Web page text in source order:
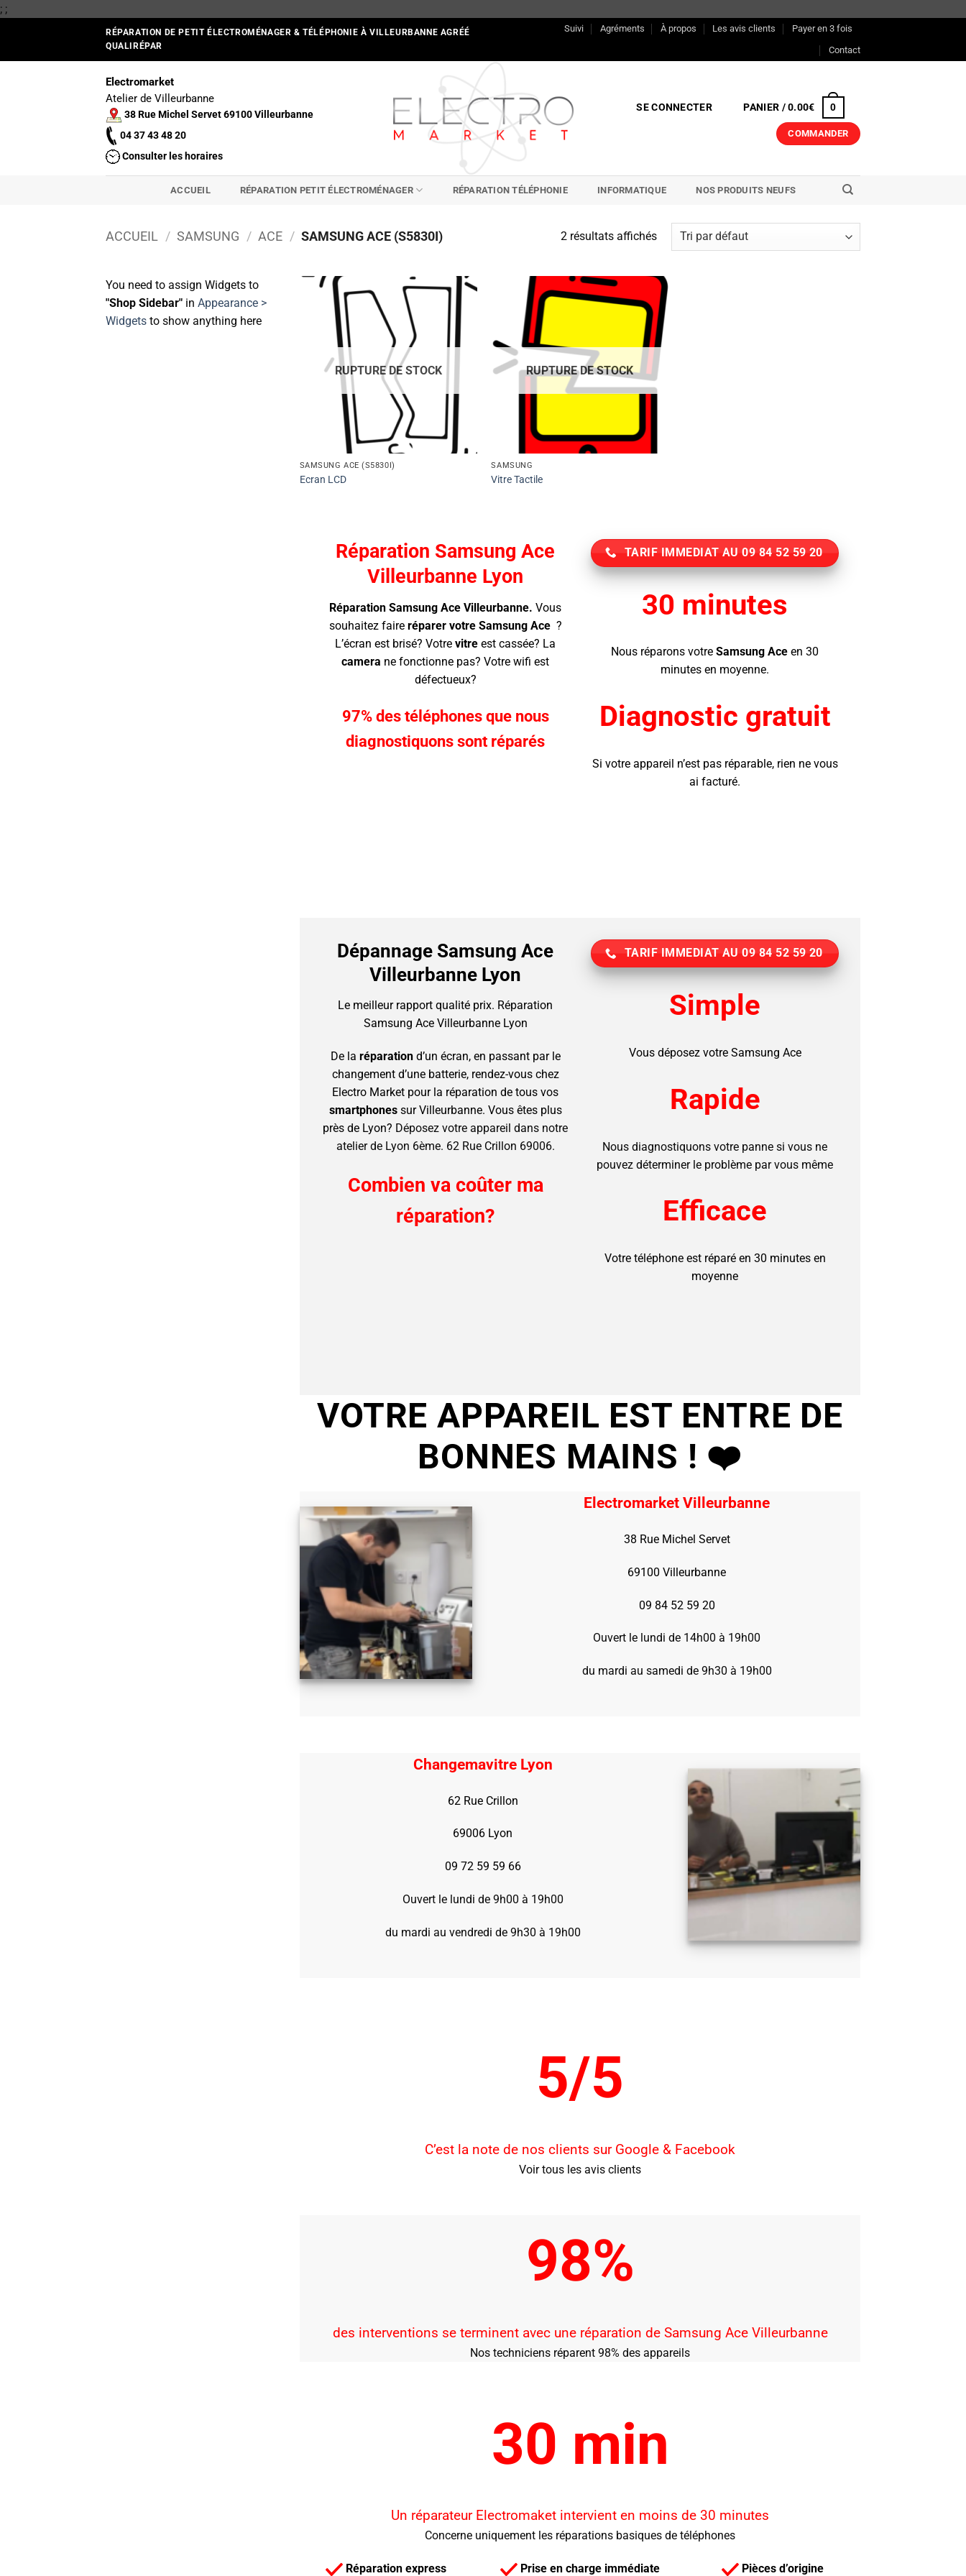
; ;Passer
RÉPARATION DE PETIT ÉLECTROMÉNAGER & TÉLÉPHONIE À VILLEURBANNE AGRÉÉ
QUALIRÉPAR
Suivi Agréments À propos Les avis clients
Payer en 3 fois
Contact
Electromarket
Atelier de Villeurbanne
38 Rue Michel Servet 69100 Villeurbanne
04 37 43 48 20
Consulter les horaires
SE CONNECTER PANIER /0.00€ 0
COMMANDER
ACCUEIL RÉPARATION PETIT ÉLECTROMÉNAGER RÉPARATION TÉLÉPHONIE INFORMATIQUE NOS PRODUITS NEUFS
ACCUEIL / SAMSUNG / ACE / SAMSUNG ACE (S5830I) 2 résultats affichés
You need to assign Widgets to
"Shop Sidebar" in Appearance >
Widgets to show anything here
RUPTURE DE STOCK
SAMSUNG ACE (S5830I)
Ecran LCD
RUPTURE DE STOCK
SAMSUNG
Vitre Tactile
Réparation Samsung Ace
Villeurbanne Lyon
Réparation Samsung Ace Villeurbanne. Vous
souhaitez faire réparer votre Samsung Ace ?
L’écran est brisé? Votre vitre est cassée? La
camera ne fonctionne pas? Votre wifi est
défectueux?
97% des téléphones que nous
diagnostiquons sont réparés
TARIF IMMEDIAT AU 09 84 52 59 20
30 minutes
Nous réparons votre Samsung Ace en 30
minutes en moyenne.
Diagnostic gratuit
Si votre appareil n’est pas réparable, rien ne vous
ai facturé.
Dépannage Samsung Ace
Villeurbanne Lyon
Le meilleur rapport qualité prix. Réparation
Samsung Ace Villeurbanne Lyon
De la réparationd’un écran, en passant par le
changement d’une batterie, rendez-vous chez
Electro Market pour la réparation de tous vos
smartphonessur Villeurbanne. Vous êtes plus
près de Lyon? Déposez votre appareil dans notre
atelier de Lyon 6ème. 62 Rue Crillon 69006.
Combien va coûter ma
réparation?
TARIF IMMEDIAT AU 09 84 52 59 20
Simple
Vous déposez votre Samsung Ace
Rapide
Nous diagnostiquons votre panne si vous ne
pouvez déterminer le problème par vous même
Efficace
Votre téléphone est réparé en 30 minutes en
moyenne
VOTRE APPAREIL EST ENTRE DE
BONNES MAINS ! ❤️
Electromarket Villeurbanne
38 Rue Michel Servet
69100 Villeurbanne
09 84 52 59 20
Ouvert le lundi de 14h00 à 19h00
du mardi au samedi de 9h30 à 19h00
Changemavitre Lyon
62 Rue Crillon
69006 Lyon
09 72 59 59 66
Ouvert le lundi de 9h00 à 19h00
du mardi au vendredi de 9h30 à 19h00
5/5
C’est la note de nos clients sur Google & Facebook
Voir tous les avis clients
98%
des interventions se terminent avec une réparation de Samsung Ace Villeurbanne
Nos techniciens réparent 98% des appareils
30 min
Un réparateur Electromaket intervient en moins de 30 minutes
Concerne uniquement les réparations basiques de téléphones
Réparation express Prise en charge immédiate Pièces d’origine